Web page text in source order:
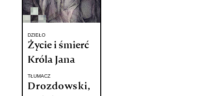
DZIEŁO
Życie i śmierć
Króla Jana
TŁUMACZ
Drozdowski,